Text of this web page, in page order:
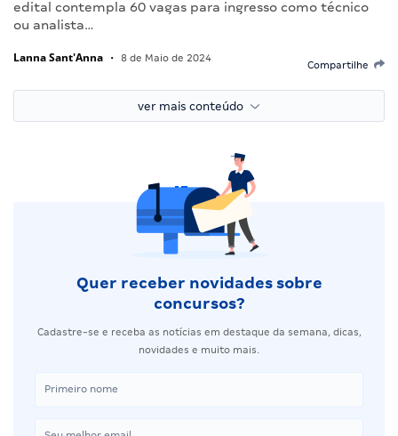
edital contempla 60 vagas para ingresso como técnico
ou analista…
Lanna Sant'Anna • 8 de Maio de 2024
Compartilhe
ver mais conteúdo
Quer receber novidades sobre
concursos?
Cadastre-se e receba as notícias em destaque da semana, dicas,
novidades e muito mais.